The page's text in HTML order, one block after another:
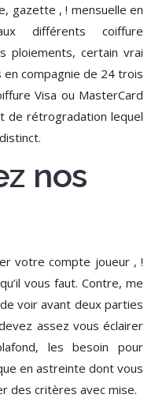
gazette , ! mensuelle en
différents coiffure
ploiements, certain vrai
en compagnie de 24 trois
Visa ou MasterCard
de rétrogradation lequel
nos
votre compte joueur , !
vous faut. Contre, me
voir avant deux parties
assez vous éclairer
les besoin pour
en astreinte dont vous
des critères avec mise.